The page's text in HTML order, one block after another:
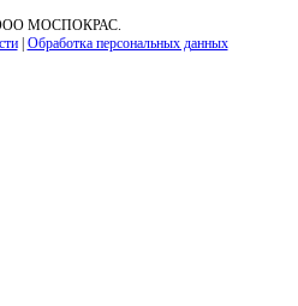
МОСПОКРАС.
| Обработка персональных данных